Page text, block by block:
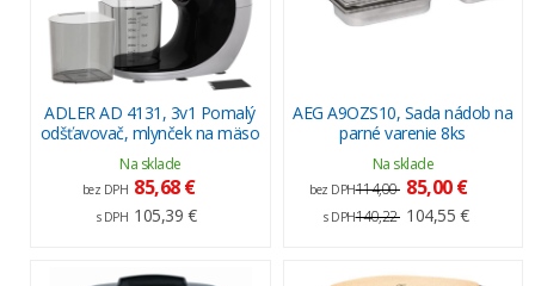
ADLER AD 4131, 3v1 Pomalý
odšťavovač, mlynček na mäso
Na sklade
bez DPH 85,68 €
s DPH 105,39 €
AEG A9OZS10, Sada nádob na
parné varenie 8ks
Na sklade
bez DPH114,00 85,00 €
s DPH140,22 104,55 €